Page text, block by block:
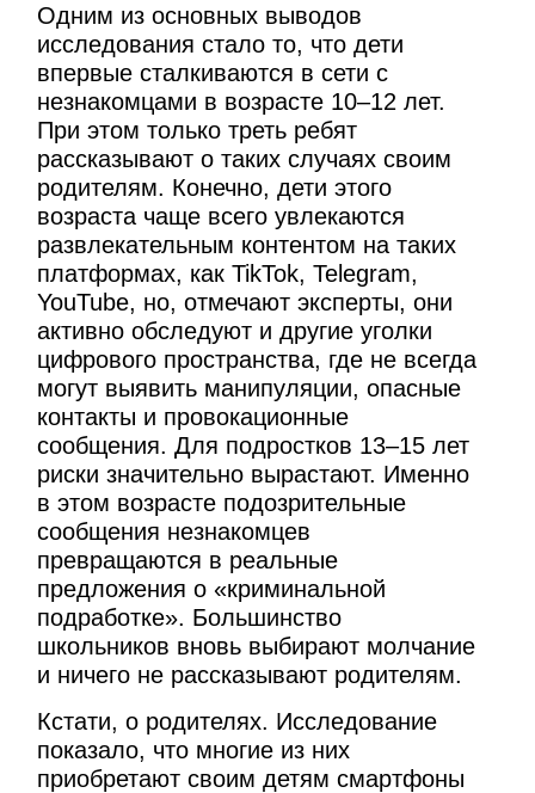
Одним из основных выводов
исследования стало то, что дети
впервые сталкиваются в сети с
незнакомцами в возрасте 10–12 лет.
При этом только треть ребят
рассказывают о таких случаях своим
родителям. Конечно, дети этого
возраста чаще всего увлекаются
развлекательным контентом на таких
платформах, как TikTok, Telegram,
YouTube, но, отмечают эксперты, они
активно обследуют и другие уголки
цифрового пространства, где не всегда
могут выявить манипуляции, опасные
контакты и провокационные
сообщения. Для подростков 13–15 лет
риски значительно вырастают. Именно
в этом возрасте подозрительные
сообщения незнакомцев
превращаются в реальные
предложения о «криминальной
подработке». Большинство
школьников вновь выбирают молчание
и ничего не рассказывают родителям.
Кстати, о родителях. Исследование
показало, что многие из них
приобретают своим детям смартфоны